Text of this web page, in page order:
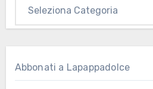
Abbonati a Lapappadolce